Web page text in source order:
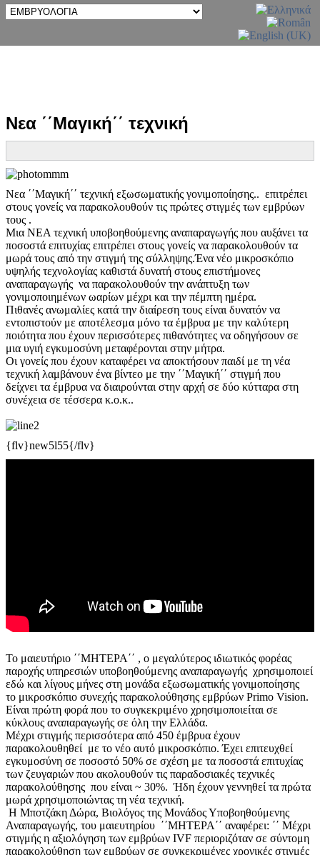
Νεα ΄΄Μαγική΄΄ τεχνική
Νεα ΄΄Μαγική΄΄ τεχνική εξωσωματικής γονιμοποίησης.. επιτρέπει
στους γονείς να παρακολουθούν τις πρώτες στιγμές των εμβρύων
τους .
Μια ΝΕΑ τεχνική υποβοηθούμενης αναπαραγωγής που αυξάνει τα
ποσοστά επιτυχίας επιτρέπει στους γονείς να παρακολουθούν τα
μωρά τους από την στιγμή της σύλληψης.Ένα νέο μικροσκόπιο
υψηλής τεχνολογίας καθιστά δυνατή στους επιστήμονες
αναπαραγωγής να παρακολουθούν την ανάπτυξη των
γονιμοποιημένων ωαρίων μέχρι και την πέμπτη ημέρα.
Πιθανές ανωμαλίες κατά την διαίρεση τους είναι δυνατόν να
εντοπιστούν με αποτέλεσμα μόνο τα έμβρυα με την καλύτερη
ποιότητα που έχουν περισσότερες πιθανότητες να οδηγήσουν σε
μια υγιή εγκυμοσύνη μεταφέρονται στην μήτρα.
Οι γονείς που έχουν καταφέρει να αποκτήσουν παιδί με τη νέα
τεχνική λαμβάνουν ένα βίντεο με την ΄΄Μαγική΄΄ στιγμή που
δείχνει τα έμβρυα να διαιρούνται στην αρχή σε δύο κύτταρα στη
συνέχεια σε τέσσερα κ.ο.κ..
{flv}new5l55{/flv}
Το μαιευτήριο ΄΄ΜΗΤΕΡΑ΄΄ , ο μεγαλύτερος ιδιωτικός φορέας
παροχής υπηρεσιών υποβοηθούμενης αναπαραγωγής χρησιμοποιεί
εδώ και λίγους μήνες στη μονάδα εξωσωματικής γονιμοποίησης
το μικροσκόπιο συνεχής παρακολούθησης εμβρύων Primo Vision.
Είναι πρώτη φορά που το συγκεκριμένο χρησιμοποιείται σε
κύκλους αναπαραγωγής σε όλη την Ελλάδα.
Μέχρι στιγμής περισσότερα από 450 έμβρυα έχουν
παρακολουθηθεί με το νέο αυτό μικροσκόπιο. Έχει επιτευχθεί
εγκυμοσύνη σε ποσοστό 50% σε σχέση με τα ποσοστά επιτυχίας
των ζευγαριών που ακολουθούν τις παραδοσιακές τεχνικές
παρακολούθησης που είναι ~ 30%. Ήδη έχουν γεννηθεί τα πρώτα
μωρά χρησιμοποιώντας τη νέα τεχνική.
Η Μποτζάκη Δώρα, Βιολόγος της Μονάδος Υποβοηθούμενης
Αναπαραγωγής, του μαιευτηρίου ΄΄ΜΗΤΕΡΑ΄΄ αναφέρει: ΄΄ Μέχρι
στιγμής η αξιολόγηση των εμβρύων IVF περιοριζόταν σε σύντομη
παρακολούθηση των εμβρύων σε συγκεκριμένες χρονικές στιγμές